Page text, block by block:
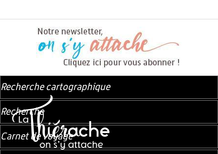
Recherche cartographique
Recherche
Carnet de voyage